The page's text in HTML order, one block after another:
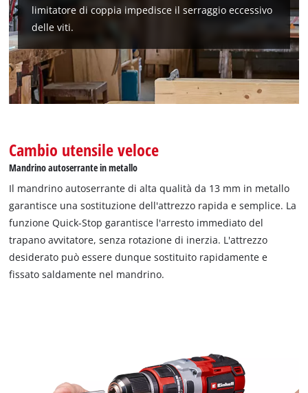
limitatore di coppia impedisce il serraggio eccessivo
delle viti.
Cambio utensile veloce
Mandrino autoserrante in metallo
Il mandrino autoserrante di alta qualità da 13 mm in metallo
garantisce una sostituzione dell'attrezzo rapida e semplice. La
funzione Quick-Stop garantisce l'arresto immediato del
trapano avvitatore, senza rotazione di inerzia. L'attrezzo
desiderato può essere dunque sostituito rapidamente e
fissato saldamente nel mandrino.